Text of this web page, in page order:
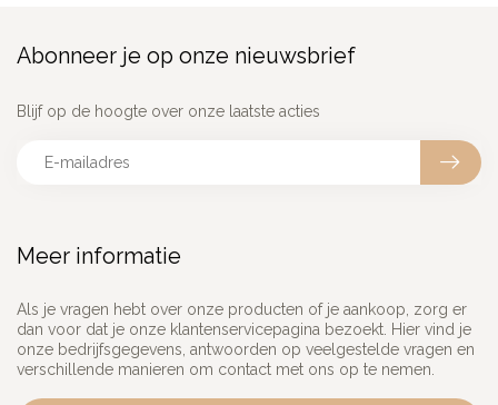
Meer informatie
Als je vragen hebt over onze producten of je aankoop, zorg er
dan voor dat je onze klantenservicepagina bezoekt. Hier vind je
onze bedrijfsgegevens, antwoorden op veelgestelde vragen en
verschillende manieren om contact met ons op te nemen.
Abonneer je op onze nieuwsbrief
Blijf op de hoogte over onze laatste acties